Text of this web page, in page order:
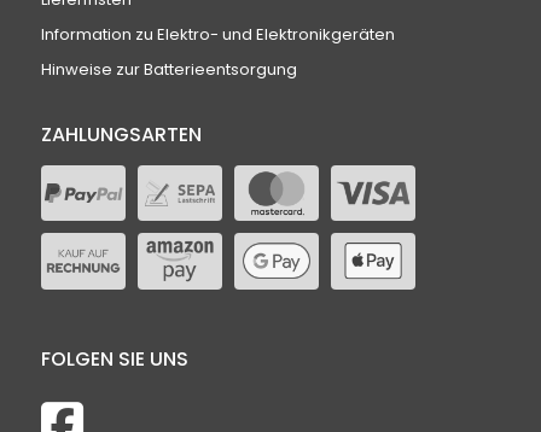
Information zu Elektro- und Elektronikgeräten
Hinweise zur Batterieentsorgung
ZAHLUNGSARTEN
FOLGEN SIE UNS